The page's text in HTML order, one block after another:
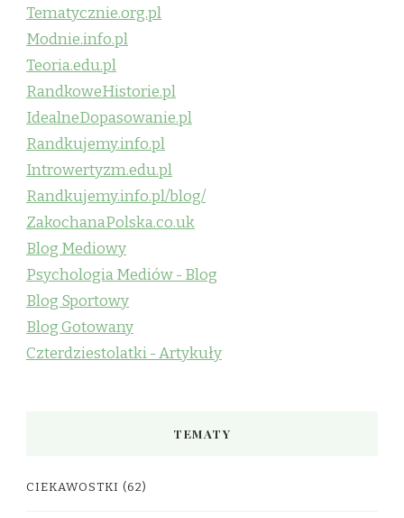
Tematycznie.org.pl
Modnie.info.pl
Teoria.edu.pl
RandkoweHistorie.pl
IdealneDopasowanie.pl
Randkujemy.info.pl
Introwertyzm.edu.pl
Randkujemy.info.pl/blog/
ZakochanaPolska.co.uk
Blog Mediowy
Psychologia Mediów - Blog
Blog Sportowy
Blog Gotowany
Czterdziestolatki - Artykuły
TEMATY
CIEKAWOSTKI (62)